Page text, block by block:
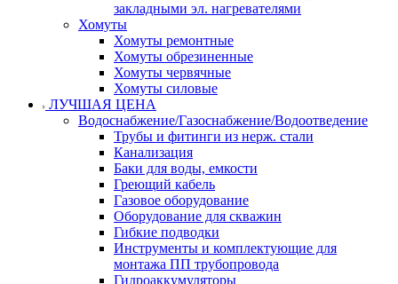
закладными эл. нагревателями
Хомуты
Хомуты ремонтные
Хомуты обрезиненные
Хомуты червячные
Хомуты силовые
ЛУЧШАЯ ЦЕНА
Водоснабжение/Газоснабжение/Водоотведение
Трубы и фитинги из нерж. стали
Канализация
Баки для воды, емкости
Греющий кабель
Газовое оборудование
Оборудование для скважин
Гибкие подводки
Инструменты и комплектующие для
монтажа ПП трубопровода
Гидроаккумуляторы